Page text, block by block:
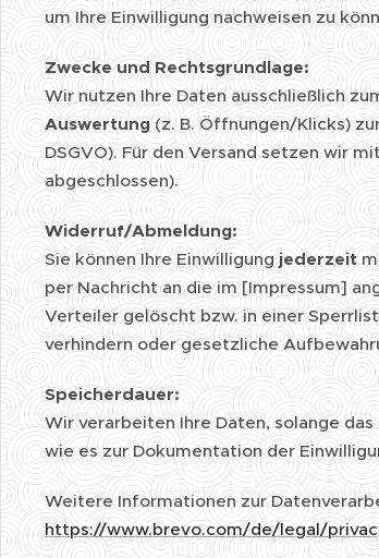
um Ihre Einwilligung nachweisen zu
Zwecke und Rechtsgrundlage:
Wir nutzen Ihre Daten ausschließlich
Auswertung (z. B. Öffnungen/Klicks)
DSGVO). Für den Versand setzen wir
abgeschlossen).
Widerruf/Abmeldung:
Sie können Ihre Einwilligung jederzeit
per Nachricht an die im [Impressum]
Verteiler gelöscht bzw. in einer
verhindern oder gesetzliche
Speicherdauer:
Wir verarbeiten Ihre Daten, solange
wie es zur Dokumentation der
Weitere Informationen zur
https://www.brevo.com/de/legal/